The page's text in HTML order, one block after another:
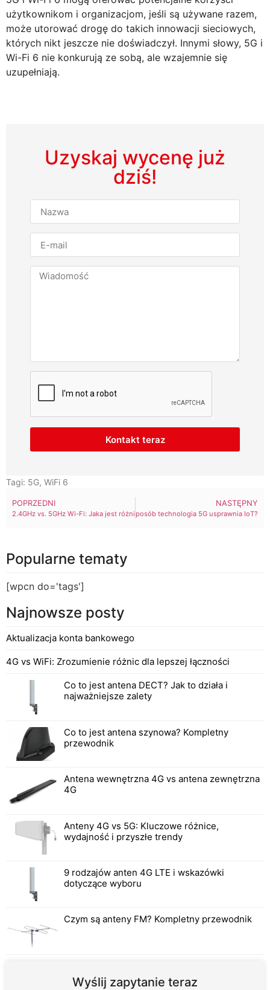
użytkownikom i organizacjom, jeśli są używane razem,
może utorować drogę do takich innowacji sieciowych,
których nikt jeszcze nie doświadczył. Innymi słowy, 5G i
Wi-Fi 6 nie konkurują ze sobą, ale wzajemnie się
uzupełniają.
Uzyskaj wycenę już
dziś!
Kontakt teraz
Tagi: 5G, WiFi 6
NASTĘPNY
W jaki sposób technologia 5G usprawnia IoT?
POPRZEDNI
2.4GHz vs. 5GHz Wi-Fi: Jaka jest różnica i co jest lepsze?
Popularne tematy
[wpcn do='tags']
Najnowsze posty
Aktualizacja konta bankowego
4G vs WiFi: Zrozumienie różnic dla lepszej łączności
Co to jest antena DECT? Jak to działa i
najważniejsze zalety
Co to jest antena szynowa? Kompletny
przewodnik
Antena wewnętrzna 4G vs antena zewnętrzna
4G
Anteny 4G vs 5G: Kluczowe różnice,
wydajność i przyszłe trendy
9 rodzajów anten 4G LTE i wskazówki
dotyczące wyboru
Czym są anteny FM? Kompletny przewodnik
Wyślij zapytanie teraz